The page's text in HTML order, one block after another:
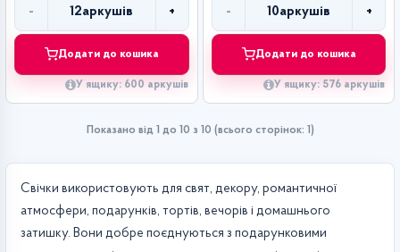
-
Кількість
12аркушів +
Додати до кошика
У ящику: 600 аркушів
-
Кількість
10аркушів +
Додати до кошика
У ящику: 576 аркушів
Показано від 1 до 10 з 10 (всього сторінок: 1)
Свічки використовують для свят, декору, романтичної
атмосфери, подарунків, тортів, вечорів і домашнього
затишку. Вони добре поєднуються з подарунковими